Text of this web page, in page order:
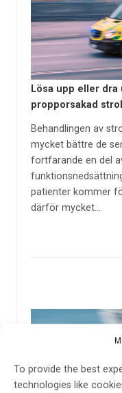
To provide the best
technologies like
Lösa upp eller
propporsakad
Behandlingen av
mycket bättre de
fortfarande en del
patienter kommer
därför mycket…